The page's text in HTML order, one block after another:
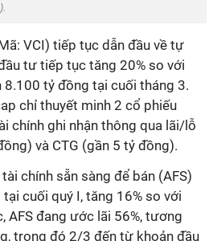
.
VCI) tiếp tục dẫn đầu về tự
tư tiếp tục tăng 20% so với
tỷ đồng tại cuối tháng 3.
chỉ thuyết minh 2 cổ phiếu
chính ghi nhận thông qua lãi/lỗ
và CTG (gần 5 tỷ đồng).
chính sẵn sàng để bán (AFS)
cuối quý I, tăng 16% so với
AFS đang ước lãi 56%, tương
trong đó 2/3 đến từ khoản đầu